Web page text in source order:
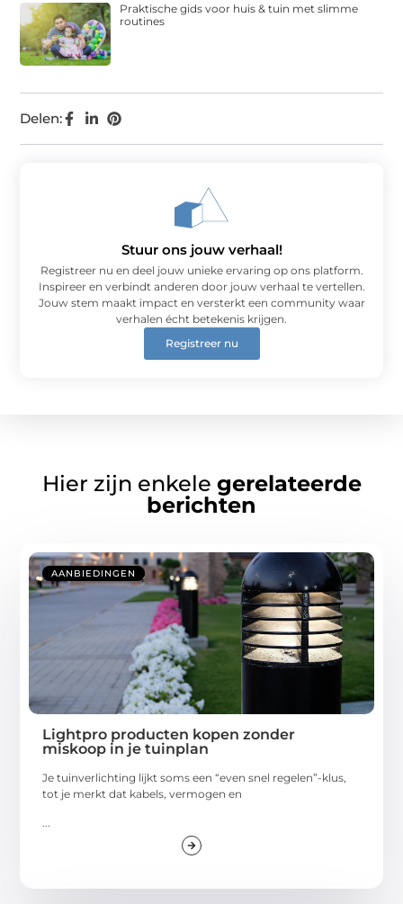
Delen:
Praktische gids voor huis & tuin met slimme
routines
Stuur ons jouw verhaal!
Registreer nu en deel jouw unieke ervaring op ons platform.
Inspireer en verbindt anderen door jouw verhaal te vertellen.
Jouw stem maakt impact en versterkt een community waar
verhalen écht betekenis krijgen.
Registreer nu
Hier zijn enkele gerelateerde
berichten
AANBIEDINGEN
Lightpro producten kopen zonder
miskoop in je tuinplan
Je tuinverlichting lijkt soms een “even snel regelen”-klus,
tot je merkt dat kabels, vermogen en
...